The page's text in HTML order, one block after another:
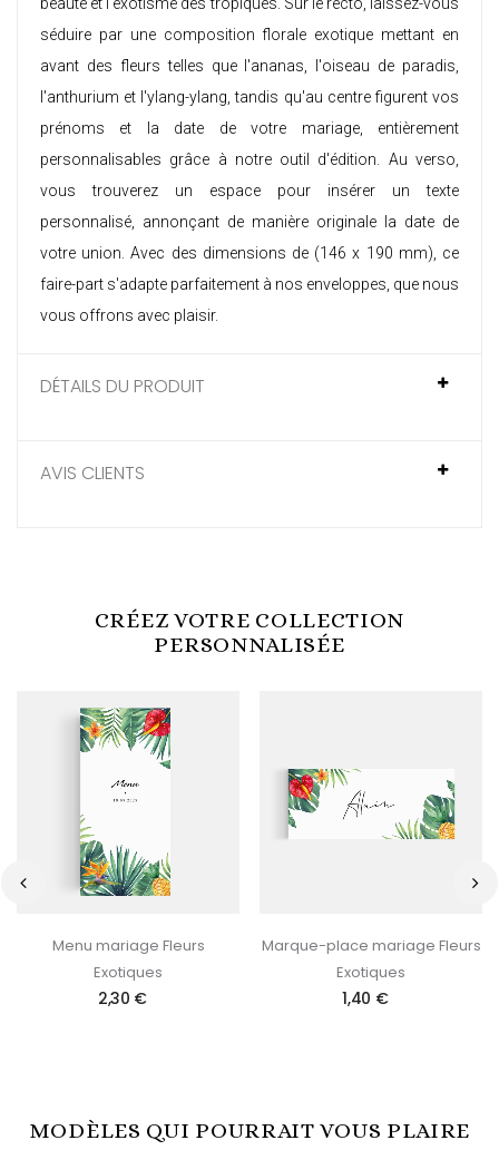
séduire par une composition florale exotique mettant en
avant des fleurs telles que l'ananas, l'oiseau de paradis,
l'anthurium et l'ylang-ylang, tandis qu'au centre figurent vos
prénoms et la date de votre mariage, entièrement
personnalisables grâce à notre outil d'édition. Au verso,
vous trouverez un espace pour insérer un texte
personnalisé, annonçant de manière originale la date de
votre union. Avec des dimensions de (146 x 190 mm), ce
faire-part s'adapte parfaitement à nos enveloppes, que nous
vous offrons avec plaisir.
DÉTAILS DU PRODUIT
AVIS CLIENTS
CRÉEZ VOTRE COLLECTION
PERSONNALISÉE
Menu mariage Fleurs
Exotiques
2,30 €
Marque-place mariage Fleurs
Exotiques
1,40 €
MODÈLES QUI POURRAIT VOUS PLAIRE